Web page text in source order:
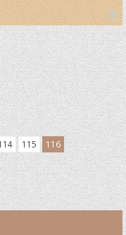
T
o
p
115 116